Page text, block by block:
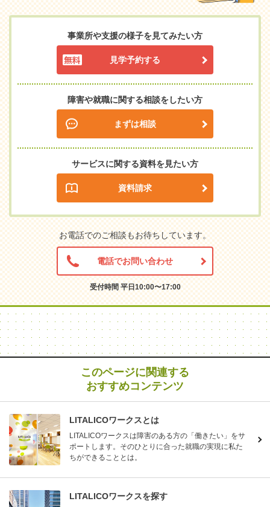
事業所や支援の様子を見てみたい方
見学予約する
障害や就職に関する相談をしたい方
まずは相談
サービスに関する資料を見たい方
資料請求
お電話でのご相談もお待ちしています。
電話でお問い合わせ
受付時間 平日10:00〜17:00
このページに関連する
おすすめコンテンツ
LITALICOワークスとは
LITALICOワークスは障害のある方の「働きたい」をサ
ポートします。そのひとりに合った就職の実現に私た
ちができることとは。
LITALICOワークスを探す